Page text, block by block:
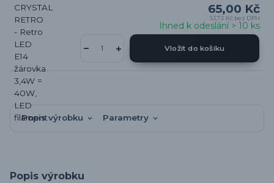
65,00 Kč
53,72 Kč bez DPH
Ihned k odeslání > 10 ks
Vložit do košíku
Popis výrobku Parametry
Popis výrobku